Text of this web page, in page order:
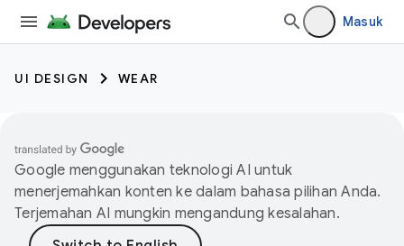
Masuk
UI DESIGN WEAR
Google menggunakan teknologi AI untuk
menerjemahkan konten ke dalam bahasa pilihan Anda.
Terjemahan AI mungkin mengandung kesalahan.